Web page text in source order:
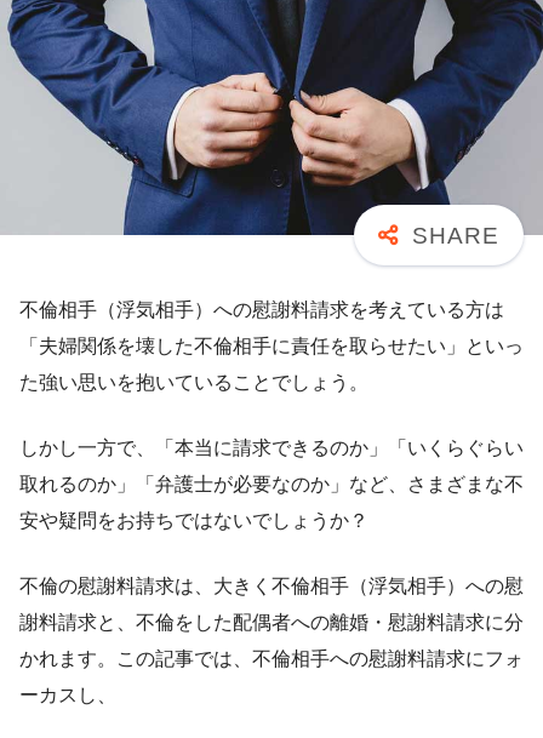
不倫相手（浮気相手）への慰謝料請求を考えている方は
「夫婦関係を壊した不倫相手に責任を取らせたい」といっ
た強い思いを抱いていることでしょう。
しかし一方で、「本当に請求できるのか」「いくらぐらい
取れるのか」「弁護士が必要なのか」など、さまざまな不
安や疑問をお持ちではないでしょうか？
不倫の慰謝料請求は、大きく不倫相手（浮気相手）への慰
謝料請求と、不倫をした配偶者への離婚・慰謝料請求に分
かれます。この記事では、不倫相手への慰謝料請求にフォ
ーカスし、